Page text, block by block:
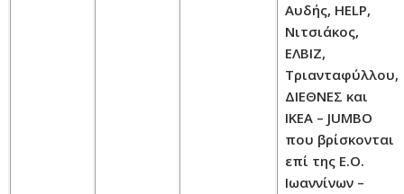
Αυδής, HELP,
Νιτσιάκος,
ΕΛΒΙΖ,
Τριανταφύλλου,
ΔΙΕΘΝΕΣ και
IKEA – JUMBO
που βρίσκονται
επί της Ε.Ο.
Ιωαννίνων –